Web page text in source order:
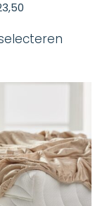
kan
op
de